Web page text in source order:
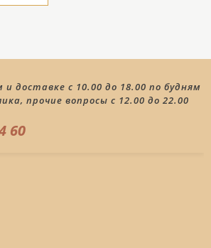
и доставке с 10.00 до 18.00 по будням
прочие вопросы с 12.00 до 22.00
60